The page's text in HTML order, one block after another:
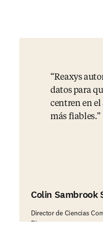
Reaxys
datos para
centren en
más fiables.
Colin Sambrook
Director de Ciencias
Discovery